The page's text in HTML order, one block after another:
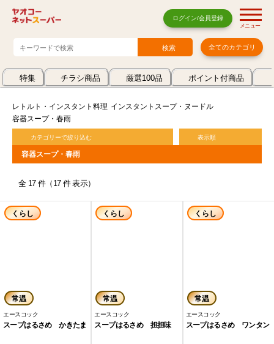
ログイン/会員登録
メニュー
全てのカテゴリ
特集 チラシ商品 厳選100品 ポイント付商品
レトルト・インスタント料理 インスタントスープ・ヌードル
容器スープ・春雨
カテゴリーで絞り込む 表示順
容器スープ・春雨
全 17 件（17 件 表示）
くらし
常温
エースコック
スープはるさめ かきたま
くらし
常温
エースコック
スープはるさめ 担担味
くらし
常温
エースコック
スープはるさめ ワンタン